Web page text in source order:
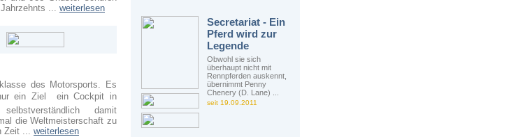
... weiterlesen
des Motorsports. Es
ein Ziel  ein Cockpit in
damit
die Weltmeisterschaft zu
Zeit ... weiterlesen
Secretariat - Ein
Pferd wird zur
Legende
Obwohl sie sich
überhaupt nicht mit
Rennpferden auskennt,
übernimmt Penny
Chenery (D. Lane) ...
seit 19.09.2011